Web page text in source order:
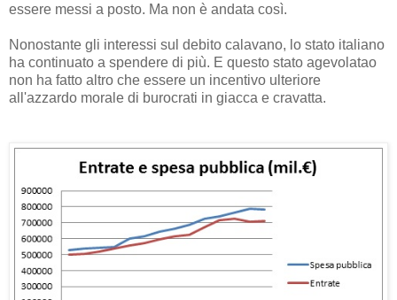
essere messi a posto. Ma non è andata così.
Nonostante gli interessi sul debito calavano, lo stato italiano
ha continuato a spendere di più. E questo stato agevolatao
non ha fatto altro che essere un incentivo ulteriore
all'azzardo morale di burocrati in giacca e cravatta.